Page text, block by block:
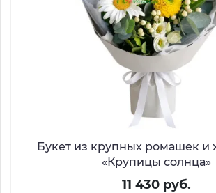
Букет из крупных ромашек и
«Крупицы солнца»
11 430 руб.